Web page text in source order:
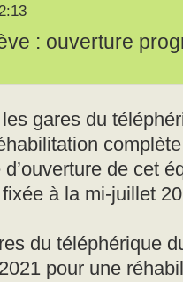
: ouverture
gares du
de cet
à la mi-juillet
du téléphérique
pour une